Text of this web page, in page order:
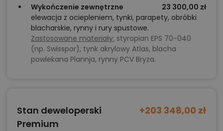
Wykończenie zewnętrzne
23 300,00 zł
elewacja z ociepleniem, tynki, parapety, obróbki
blacharskie, rynny i rury spustowe.
Zastosowane materiały: styropian EPS 70-040
(np. Swisspor), tynk akrylowy Atlas, blacha
powlekana Plannja, rynny PCV Bryza.
Stan deweloperski
Premium
+203 348,00 zł